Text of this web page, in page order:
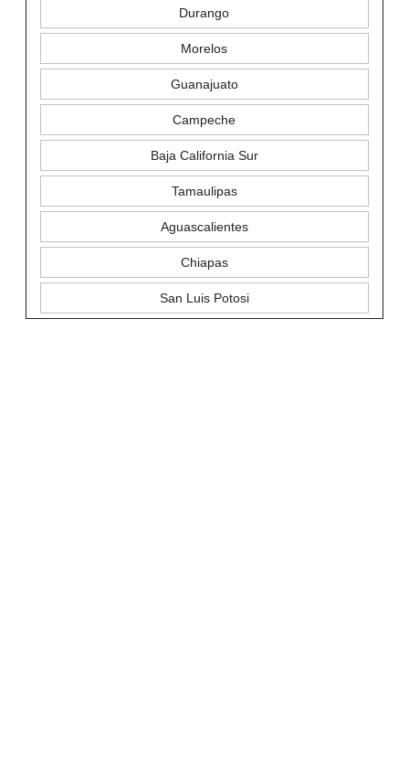
Durango
Morelos
Guanajuato
Campeche
Baja California Sur
Tamaulipas
Aguascalientes
Chiapas
San Luis Potosi